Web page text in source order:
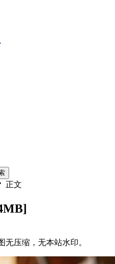
正文
压缩，无本站水印。